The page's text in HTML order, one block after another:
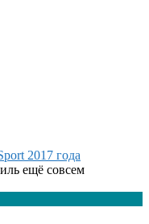
2017 года
ещё совсем